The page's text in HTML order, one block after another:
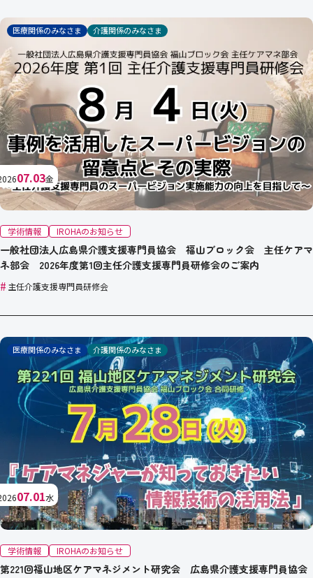
医療関係のみなさま 介護関係のみなさま
07.03金
学術情報 IROHAのお知らせ
一般社団法人広島県介護支援専門員協会 福山ブロック会 主任ケアマ
ネ部会 2026年度第1回主任介護支援専門員研修会のご案内
# 主任介護支援専門員研修会
医療関係のみなさま 介護関係のみなさま
07.01水
学術情報 IROHAのお知らせ
第221回福山地区ケアマネジメント研究会 広島県介護支援専門員協会